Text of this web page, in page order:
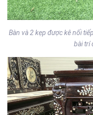
Bàn và 2 kẹp được kê nối
bài trí